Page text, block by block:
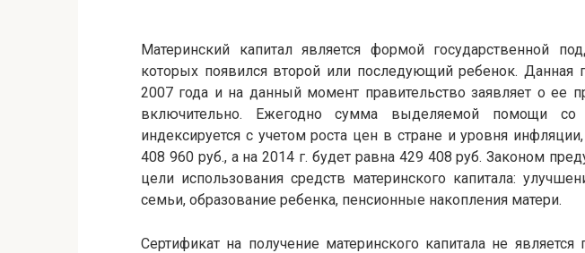
Материнский капитал является формой государственной
которых появился второй или последующий ребенок. Данная
2007 года и на данный момент правительство заявляет о ее
включительно. Ежегодно сумма выделяемой помощи со
индексируется с учетом роста цен в стране и уровня
408 960 руб., а на 2014 г. будет равна 429 408 руб. Законом
цели использования средств материнского капитала:
семьи, образование ребенка, пенсионные накопления матери.
Сертификат на получение материнского капитала не